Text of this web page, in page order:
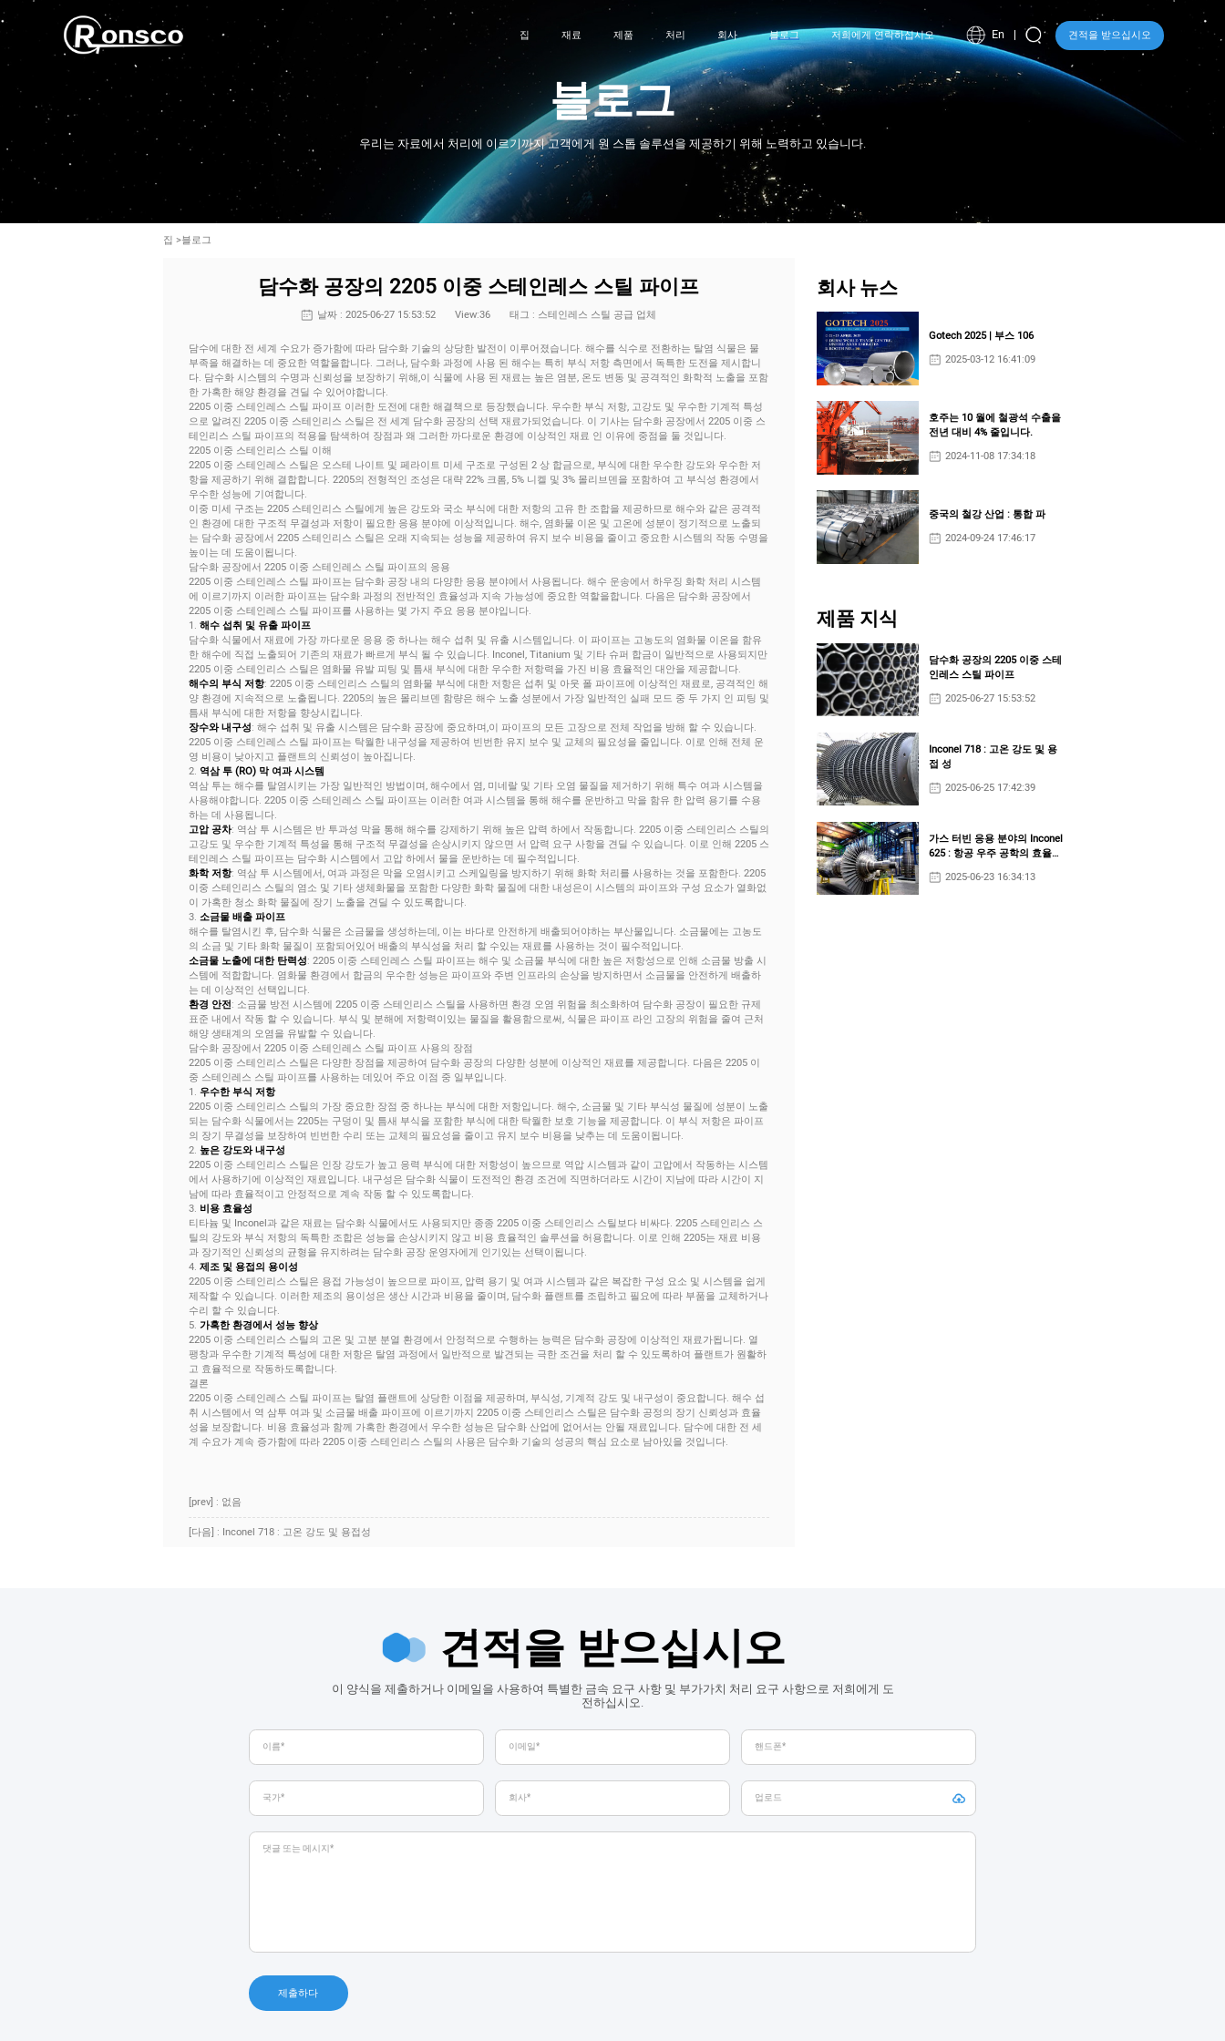
집 재료 제품 처리 회사 블로그 저희에게 연락하십시오 En 견적을 받으십시오
블로그
우리는 자료에서 처리에 이르기까지 고객에게 원 스톱 솔루션을 제공하기 위해 노력하고 있습니다.
집 >블로그
담수화 공장의 2205 이중 스테인레스 스틸 파이프
날짜 : 2025-06-27 15:53:52 View:36 태그 : 스테인레스 스틸 공급 업체
담수에 대한 전 세계 수요가 증가함에 따라 담수화 기술의 상당한 발전이 이루어졌습니다. 해수를 식수로 전환하는 탈염 식물은 물
부족을 해결하는 데 중요한 역할을합니다. 그러나, 담수화 과정에 사용 된 해수는 특히 부식 저항 측면에서 독특한 도전을 제시합니
다. 담수화 시스템의 수명과 신뢰성을 보장하기 위해,이 식물에 사용 된 재료는 높은 염분, 온도 변동 및 공격적인 화학적 노출을 포함
한 가혹한 해양 환경을 견딜 수 있어야합니다.
2205 이중 스테인레스 스틸 파이프 이러한 도전에 대한 해결책으로 등장했습니다. 우수한 부식 저항, 고강도 및 우수한 기계적 특성
으로 알려진 2205 이중 스테인리스 스틸은 전 세계 담수화 공장의 선택 재료가되었습니다. 이 기사는 담수화 공장에서 2205 이중 스
테인리스 스틸 파이프의 적용을 탐색하여 장점과 왜 그러한 까다로운 환경에 이상적인 재료 인 이유에 중점을 둘 것입니다.
2205 이중 스테인리스 스틸 이해
2205 이중 스테인레스 스틸은 오스테 나이트 및 페라이트 미세 구조로 구성된 2 상 합금으로, 부식에 대한 우수한 강도와 우수한 저
항을 제공하기 위해 결합합니다. 2205의 전형적인 조성은 대략 22% 크롬, 5% 니켈 및 3% 몰리브덴을 포함하여 고 부식성 환경에서
우수한 성능에 기여합니다.
이중 미세 구조는 2205 스테인리스 스틸에게 높은 강도와 ​​국소 부식에 대한 저항의 고유 한 조합을 제공하므로 해수와 같은 공격적
인 환경에 대한 구조적 무결성과 저항이 필요한 응용 분야에 이상적입니다. 해수, 염화물 이온 및 고온에 성분이 정기적으로 노출되
는 담수화 공장에서 2205 스테인리스 스틸은 오래 지속되는 성능을 제공하여 유지 보수 비용을 줄이고 중요한 시스템의 작동 수명을
높이는 데 도움이됩니다.
담수화 공장에서 2205 이중 스테인레스 스틸 파이프의 응용
2205 이중 스테인레스 스틸 파이프는 담수화 공장 내의 다양한 응용 분야에서 사용됩니다. 해수 운송에서 하우징 화학 처리 시스템
에 이르기까지 이러한 파이프는 담수화 과정의 전반적인 효율성과 지속 가능성에 중요한 역할을합니다. 다음은 담수화 공장에서
2205 이중 스테인레스 스틸 파이프를 사용하는 몇 가지 주요 응용 분야입니다.
1. 해수 섭취 및 유출 파이프
담수화 식물에서 재료에 가장 까다로운 응용 중 하나는 해수 섭취 및 유출 시스템입니다. 이 파이프는 고농도의 염화물 이온을 함유
한 해수에 직접 노출되어 기존의 재료가 빠르게 부식 될 수 있습니다. Inconel, Titanium 및 기타 슈퍼 합금이 일반적으로 사용되지만
2205 이중 스테인리스 스틸은 염화물 유발 피팅 및 틈새 부식에 대한 우수한 저항력을 가진 비용 효율적인 대안을 제공합니다.
해수의 부식 저항: 2205 이중 스테인리스 스틸의 염화물 부식에 대한 저항은 섭취 및 아웃 폴 파이프에 이상적인 재료로, 공격적인 해
양 환경에 지속적으로 노출됩니다. 2205의 높은 몰리브덴 함량은 해수 노출 성분에서 가장 일반적인 실패 모드 중 두 가지 인 피팅 및
틈새 부식에 대한 저항을 향상시킵니다.
장수와 내구성: 해수 섭취 및 유출 시스템은 담수화 공장에 중요하며,이 파이프의 모든 고장으로 전체 작업을 방해 할 수 있습니다.
2205 이중 스테인레스 스틸 파이프는 탁월한 내구성을 제공하여 빈번한 유지 보수 및 교체의 필요성을 줄입니다. 이로 인해 전체 운
영 비용이 낮아지고 플랜트의 신뢰성이 높아집니다.
2. 역삼 투 (RO) 막 여과 시스템
역삼 투는 해수를 탈염시키는 가장 일반적인 방법이며, 해수에서 염, 미네랄 및 기타 오염 물질을 제거하기 위해 특수 여과 시스템을
사용해야합니다. 2205 이중 스테인레스 스틸 파이프는 이러한 여과 시스템을 통해 해수를 운반하고 막을 함유 한 압력 용기를 수용
하는 데 사용됩니다.
고압 공차: 역삼 투 시스템은 반 투과성 막을 통해 해수를 강제하기 위해 높은 압력 하에서 작동합니다. 2205 이중 스테인리스 스틸의
고강도 및 우수한 기계적 특성을 통해 구조적 무결성을 손상시키지 않으면 서 압력 요구 사항을 견딜 수 있습니다. 이로 인해 2205 스
테인레스 스틸 파이프는 담수화 시스템에서 고압 하에서 물을 운반하는 데 필수적입니다.
화학 저항: 역삼 투 시스템에서, 여과 과정은 막을 오염시키고 스케일링을 방지하기 위해 화학 처리를 사용하는 것을 포함한다. 2205
이중 스테인리스 스틸의 염소 및 기타 생체화물을 포함한 다양한 화학 물질에 대한 내성은이 시스템의 파이프와 구성 요소가 열화없
이 가혹한 청소 화학 물질에 장기 노출을 견딜 수 있도록합니다.
3. 소금물 배출 파이프
해수를 탈염시킨 후, 담수화 식물은 소금물을 생성하는데, 이는 바다로 안전하게 배출되어야하는 부산물입니다. 소금물에는 고농도
의 소금 및 기타 화학 물질이 포함되어있어 배출의 부식성을 처리 할 수있는 재료를 사용하는 것이 필수적입니다.
소금물 노출에 대한 탄력성: 2205 이중 스테인레스 스틸 파이프는 해수 및 소금물 부식에 대한 높은 저항성으로 인해 소금물 방출 시
스템에 적합합니다. 염화물 환경에서 합금의 우수한 성능은 파이프와 주변 인프라의 손상을 방지하면서 소금물을 안전하게 배출하
는 데 이상적인 선택입니다.
환경 안전: 소금물 방전 시스템에 2205 이중 스테인리스 스틸을 사용하면 환경 오염 위험을 최소화하여 담수화 공장이 필요한 규제
표준 내에서 작동 할 수 있습니다. 부식 및 분해에 저항력이있는 물질을 활용함으로써, 식물은 파이프 라인 고장의 위험을 줄여 근처
해양 생태계의 오염을 유발할 수 있습니다.
담수화 공장에서 2205 이중 스테인레스 스틸 파이프 사용의 장점
2205 이중 스테인리스 스틸은 다양한 장점을 제공하여 담수화 공장의 다양한 성분에 이상적인 재료를 제공합니다. 다음은 2205 이
중 스테인레스 스틸 파이프를 사용하는 데있어 주요 이점 중 일부입니다.
1. 우수한 부식 저항
2205 이중 스테인리스 스틸의 가장 중요한 장점 중 하나는 부식에 대한 저항입니다. 해수, 소금물 및 기타 부식성 물질에 성분이 노출
되는 담수화 식물에서는 2205는 구덩이 및 틈새 부식을 포함한 부식에 대한 탁월한 보호 기능을 제공합니다. 이 부식 저항은 파이프
의 장기 무결성을 보장하여 빈번한 수리 또는 교체의 필요성을 줄이고 유지 보수 비용을 낮추는 데 도움이됩니다.
2. 높은 강도와 ​​내구성
2205 이중 스테인리스 스틸은 인장 강도가 높고 응력 부식에 대한 저항성이 높으므로 역압 시스템과 같이 고압에서 작동하는 시스템
에서 사용하기에 이상적인 재료입니다. 내구성은 담수화 식물이 도전적인 환경 조건에 직면하더라도 시간이 지남에 따라 시간이 지
남에 따라 효율적이고 안정적으로 계속 작동 할 수 있도록합니다.
3. 비용 효율성
티타늄 및 Inconel과 같은 재료는 담수화 식물에서도 사용되지만 종종 2205 이중 스테인리스 스틸보다 비싸다. 2205 스테인리스 스
틸의 강도와 부식 저항의 독특한 조합은 성능을 손상시키지 않고 비용 효율적인 솔루션을 허용합니다. 이로 인해 2205는 재료 비용
과 장기적인 신뢰성의 균형을 유지하려는 담수화 공장 운영자에게 인기있는 선택이됩니다.
4. 제조 및 용접의 용이성
2205 이중 스테인리스 스틸은 용접 가능성이 높으므로 파이프, 압력 용기 및 여과 시스템과 같은 복잡한 구성 요소 및 시스템을 쉽게
제작할 수 있습니다. 이러한 제조의 용이성은 생산 시간과 비용을 줄이며, 담수화 플랜트를 조립하고 필요에 따라 부품을 교체하거나
수리 할 수 ​​있습니다.
5. 가혹한 환경에서 성능 향상
2205 이중 스테인리스 스틸의 고온 및 고분 분열 환경에서 안정적으로 수행하는 능력은 담수화 공장에 이상적인 재료가됩니다. 열
팽창과 우수한 기계적 특성에 대한 저항은 탈염 과정에서 일반적으로 발견되는 극한 조건을 처리 할 수 ​​있도록하여 플랜트가 원활하
고 효율적으로 작동하도록합니다.
결론
2205 이중 스테인레스 스틸 파이프는 탈염 플랜트에 상당한 이점을 제공하며, 부식성, 기계적 강도 및 내구성이 중요합니다. 해수 섭
취 시스템에서 역 삼투 여과 및 소금물 배출 파이프에 이르기까지 2205 이중 스테인리스 스틸은 담수화 공정의 장기 신뢰성과 효율
성을 보장합니다. 비용 효율성과 함께 가혹한 환경에서 우수한 성능은 담수화 산업에 없어서는 안될 재료입니다. 담수에 대한 전 세
계 수요가 계속 증가함에 따라 2205 이중 스테인리스 스틸의 사용은 담수화 기술의 성공의 핵심 요소로 남아있을 것입니다.
[prev] : 없음
[다음] : Inconel 718 : 고온 강도 및 용접성
회사 뉴스
Gotech 2025 | 부스 106
2025-03-12 16:41:09
호주는 10 월에 철광석 수출을
전년 대비 4% 줄입니다.
2024-11-08 17:34:18
중국의 철강 산업 : 통합 파
2024-09-24 17:46:17
제품 지식
담수화 공장의 2205 이중 스테
인레스 스틸 파이프
2025-06-27 15:53:52
Inconel 718 : 고온 강도 및 용
접 성
2025-06-25 17:42:39
가스 터빈 응용 분야의 Inconel
625 : 항공 우주 공학의 효율성
2025-06-23 16:34:13
견적을 받으십시오
이 양식을 제출하거나 이메일을 사용하여 특별한 금속 요구 사항 및 부가가치 처리 요구 사항으로 저희에게 도
전하십시오.
제출하다